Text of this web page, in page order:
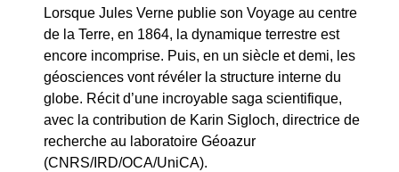
Lorsque Jules Verne publie son Voyage au centre
de la Terre, en 1864, la dynamique terrestre est
encore incomprise. Puis, en un siècle et demi, les
géosciences vont révéler la structure interne du
globe. Récit d’une incroyable saga scientifique,
avec la contribution de Karin Sigloch, directrice de
recherche au laboratoire Géoazur
(CNRS/IRD/OCA/UniCA).